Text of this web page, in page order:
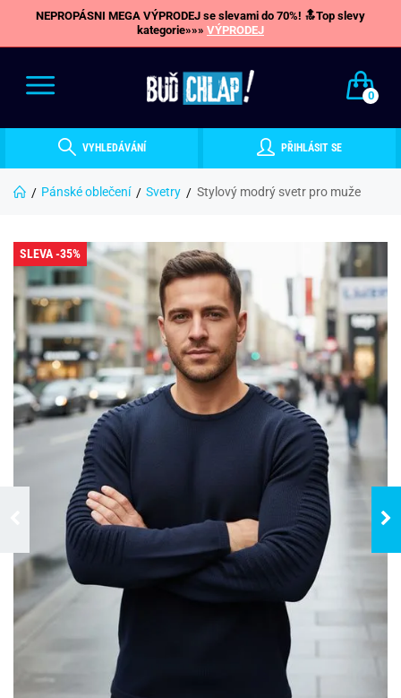
NEPROPÁSNI MEGA VÝPRODEJ se slevami do 70%! 🔝Top slevy
kategorie»»» VÝPRODEJ
0
VYHLEDÁVÁNÍ PŘIHLÁSIT SE
Pánské oblečení Svetry Stylový modrý svetr pro muže
SLEVA -35%